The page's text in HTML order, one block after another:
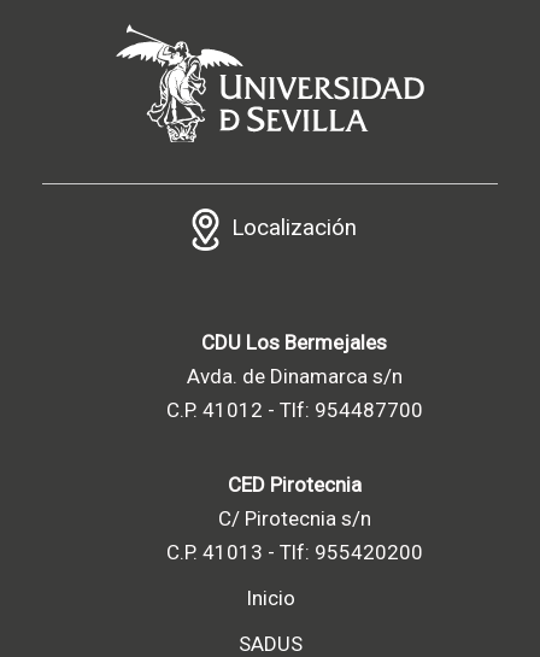
Localización
CDU Los Bermejales
Avda. de Dinamarca s/n
C.P. 41012 - Tlf: 954487700
CED Pirotecnia
C/ Pirotecnia s/n
C.P. 41013 - Tlf: 955420200
Inicio
SADUS